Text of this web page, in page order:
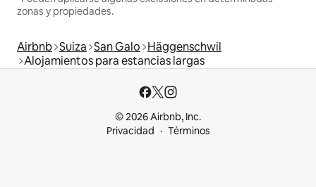
zonas y propiedades.
Airbnb Suiza San Galo Häggenschwil
Alojamientos para estancias largas
© 2026 Airbnb, Inc.
Privacidad
Términos